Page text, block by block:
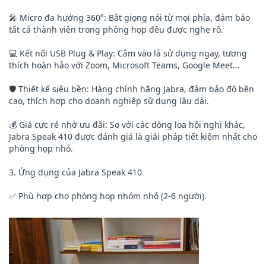
🎤 Micro đa hướng 360°: Bắt giọng nói từ mọi phía, đảm bảo
tất cả thành viên trong phòng họp đều được nghe rõ.
💻 Kết nối USB Plug & Play: Cắm vào là sử dụng ngay, tương
thích hoàn hảo với Zoom, Microsoft Teams, Google Meet…
🛡️ Thiết kế siêu bền: Hàng chính hãng Jabra, đảm bảo độ bền
cao, thích hợp cho doanh nghiệp sử dụng lâu dài.
💰 Giá cực rẻ nhờ ưu đãi: So với các dòng loa hội nghị khác,
Jabra Speak 410 được đánh giá là giải pháp tiết kiệm nhất cho
phòng họp nhỏ.
3. Ứng dụng của Jabra Speak 410
✅ Phù hợp cho phòng họp nhóm nhỏ (2-6 người).